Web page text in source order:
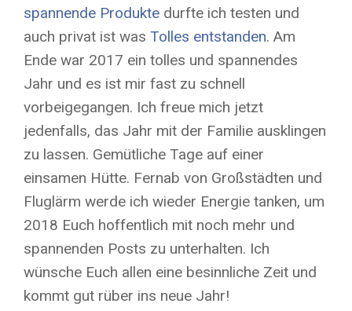
spannende Produkte durfte ich testen und
auch privat ist was Tolles entstanden. Am
Ende war 2017 ein tolles und spannendes
Jahr und es ist mir fast zu schnell
vorbeigegangen. Ich freue mich jetzt
jedenfalls, das Jahr mit der Familie ausklingen
zu lassen. Gemütliche Tage auf einer
einsamen Hütte. Fernab von Großstädten und
Fluglärm werde ich wieder Energie tanken, um
2018 Euch hoffentlich mit noch mehr und
spannenden Posts zu unterhalten. Ich
wünsche Euch allen eine besinnliche Zeit und
kommt gut rüber ins neue Jahr!